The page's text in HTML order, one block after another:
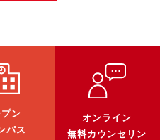
ン
パス
オンライン
無料カウンセリン